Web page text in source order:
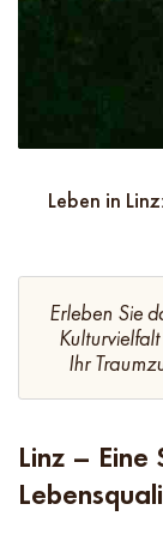
Leben in
Erleben Sie
Ihr
Linz –